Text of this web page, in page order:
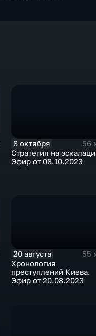
8 октября
56
Стратегия на
Эфир от 08.10.2023
20 августа
55
Хронология
преступлений Киева.
Эфир от 20.08.2023